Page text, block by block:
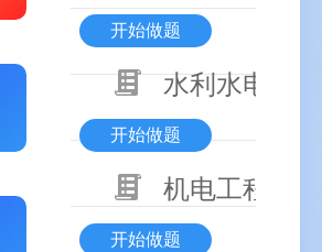
开始做题
水利水电工
开始做题
机电工程技术
开始做题